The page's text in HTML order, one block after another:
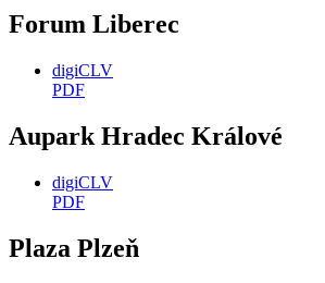
Forum Liberec
digiCLV
PDF
Aupark Hradec Králové
digiCLV
PDF
Plaza Plzeň